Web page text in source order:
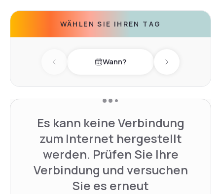
WÄHLEN SIE IHREN TAG
Previous day Wann? Next day
Es kann keine Verbindung
zum Internet hergestellt
werden. Prüfen Sie Ihre
Verbindung und versuchen
Sie es erneut